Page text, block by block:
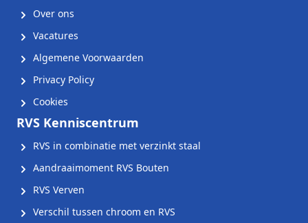
Over ons
Vacatures
Algemene Voorwaarden
Privacy Policy
Cookies
RVS Kenniscentrum
RVS in combinatie met verzinkt staal
Aandraaimoment RVS Bouten
RVS Verven
Verschil tussen chroom en RVS